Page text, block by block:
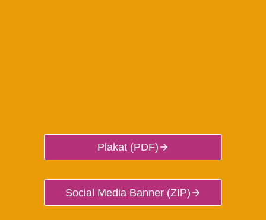
Plakat (PDF)
Social Media Banner (ZIP)